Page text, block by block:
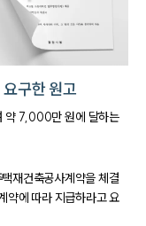
구한 원고
약 7,000만 원에 달하는
재건축공사계약을 체결
약에 따라 지급하라고 요